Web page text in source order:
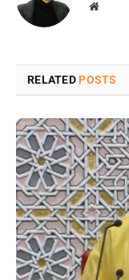
Website
RELATED POSTS